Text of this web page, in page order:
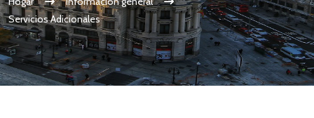
Servicios Adicionales